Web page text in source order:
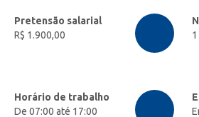
Pretensão salarial
R$ 1.900,00
1
Horário de trabalho
De 07:00 até 17:00